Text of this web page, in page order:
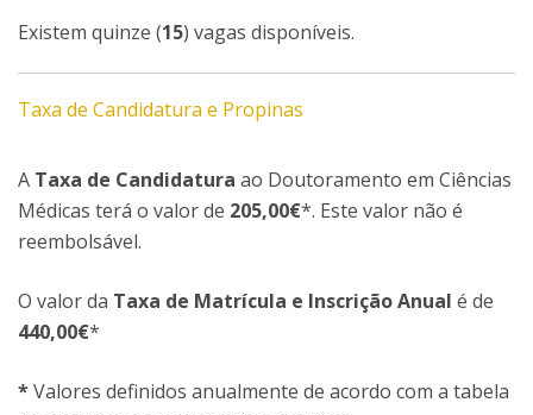
Existem quinze (15) vagas disponíveis.
Taxa de Candidatura e Propinas
A Taxa de Candidatura ao Doutoramento em Ciências
Médicas terá o valor de 205,00€*. Este valor não é
reembolsável.
O valor da Taxa de Matrícula e Inscrição Anual é de
440,00€*
*Valores definidos anualmente de acordo com a tabela